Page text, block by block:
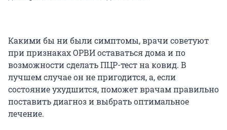
Какими бы ни были симптомы, врачи советуют
при признаках ОРВИ оставаться дома и по
возможности сделать ПЦР-тест на ковид. В
лучшем случае он не пригодится, а, если
состояние ухудшится, поможет врачам правильно
поставить диагноз и выбрать оптимальное
лечение.